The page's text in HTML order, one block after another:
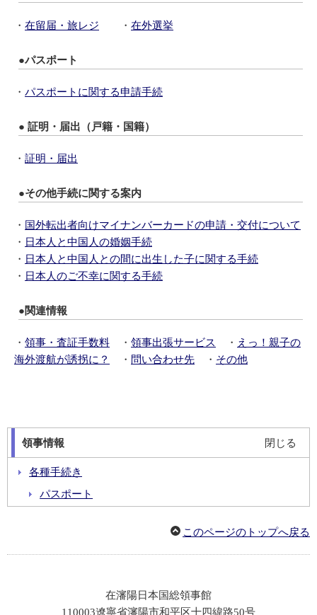
・ 在留届・旅レジ ・ 在外選挙
●パスポート
・ パスポートに関する申請手続
● 証明・届出（戸籍・国籍）
・ 証明・届出
●その他手続に関する案内
・ 国外転出者向けマイナンバーカードの申請・交付について
・ 日本人と中国人の婚姻手続
・ 日本人と中国人との間に出生した子に関する手続
・ 日本人のご不幸に関する手続
●関連情報
・ 領事・査証手数料 ・ 領事出張サービス ・ えっ！親子の
海外渡航が誘拐に？
・ 問い合わせ先 ・ その他
領事情報 閉じる
各種手続き
パスポート
このページのトップへ戻る
在瀋陽日本国総領事館
110003遼寧省瀋陽市和平区十四緯路50号